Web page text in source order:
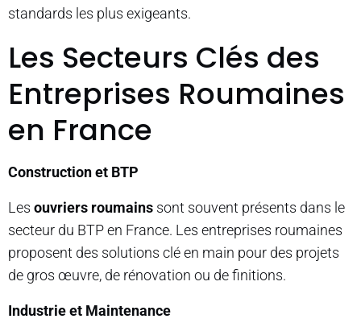
standards les plus exigeants.
Les Secteurs Clés des
Entreprises Roumaines
en France
Construction et BTP
Les ouvriers roumains sont souvent présents dans le
secteur du BTP en France. Les entreprises roumaines
proposent des solutions clé en main pour des projets
de gros œuvre, de rénovation ou de finitions.
Industrie et Maintenance